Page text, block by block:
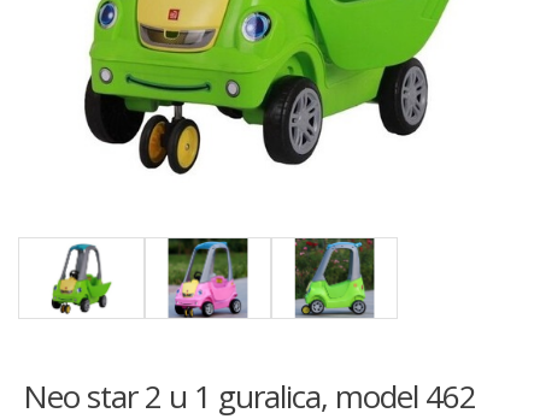
Neo star 2 u 1 guralica, model 462